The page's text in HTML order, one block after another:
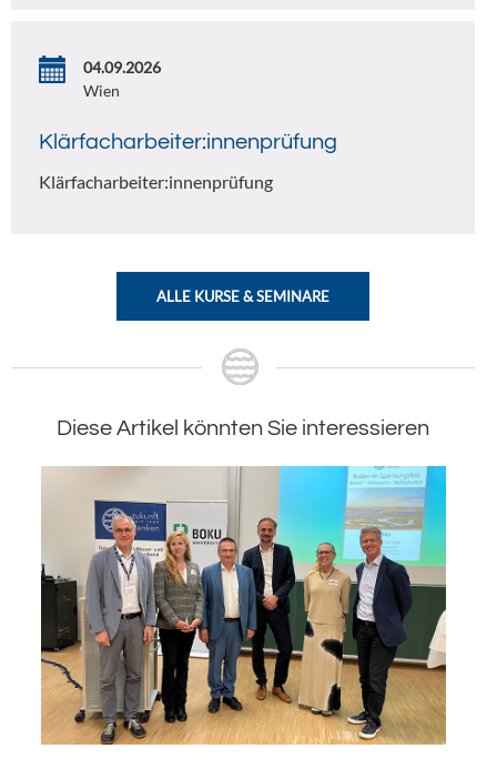
04.09.2026
Wien
Klärfacharbeiter:innenprüfung
Klärfacharbeiter:innenprüfung
ALLE KURSE & SEMINARE
Diese Artikel könnten Sie interessieren